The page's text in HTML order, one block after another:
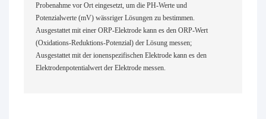
Probenahme vor Ort eingesetzt, um die PH-Werte und
Potenzialwerte (mV) wässriger Lösungen zu bestimmen.
Ausgestattet mit einer ORP-Elektrode kann es den ORP-Wert
(Oxidations-Reduktions-Potenzial) der Lösung messen;
Ausgestattet mit der ionenspezifischen Elektrode kann es den
Elektrodenpotentialwert der Elektrode messen.